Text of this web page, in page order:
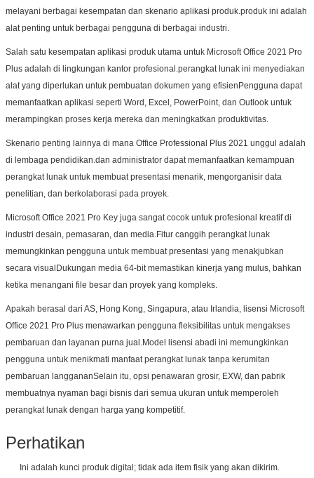
melayani berbagai kesempatan dan skenario aplikasi produk.produk ini adalah
alat penting untuk berbagai pengguna di berbagai industri.
Salah satu kesempatan aplikasi produk utama untuk Microsoft Office 2021 Pro
Plus adalah di lingkungan kantor profesional.perangkat lunak ini menyediakan
alat yang diperlukan untuk pembuatan dokumen yang efisienPengguna dapat
memanfaatkan aplikasi seperti Word, Excel, PowerPoint, dan Outlook untuk
merampingkan proses kerja mereka dan meningkatkan produktivitas.
Skenario penting lainnya di mana Office Professional Plus 2021 unggul adalah
di lembaga pendidikan.dan administrator dapat memanfaatkan kemampuan
perangkat lunak untuk membuat presentasi menarik, mengorganisir data
penelitian, dan berkolaborasi pada proyek.
Microsoft Office 2021 Pro Key juga sangat cocok untuk profesional kreatif di
industri desain, pemasaran, dan media.Fitur canggih perangkat lunak
memungkinkan pengguna untuk membuat presentasi yang menakjubkan
secara visualDukungan media 64-bit memastikan kinerja yang mulus, bahkan
ketika menangani file besar dan proyek yang kompleks.
Apakah berasal dari AS, Hong Kong, Singapura, atau Irlandia, lisensi Microsoft
Office 2021 Pro Plus menawarkan pengguna fleksibilitas untuk mengakses
pembaruan dan layanan purna jual.Model lisensi abadi ini memungkinkan
pengguna untuk menikmati manfaat perangkat lunak tanpa kerumitan
pembaruan langgananSelain itu, opsi penawaran grosir, EXW, dan pabrik
membuatnya nyaman bagi bisnis dari semua ukuran untuk memperoleh
perangkat lunak dengan harga yang kompetitif.
Perhatikan
Ini adalah kunci produk digital; tidak ada item fisik yang akan dikirim.